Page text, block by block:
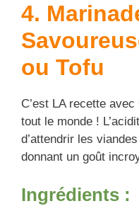
4.
ou Tofu
C’est LA recette
tout le monde !
d’attendrir les
donnant un goût
Ingrédients :